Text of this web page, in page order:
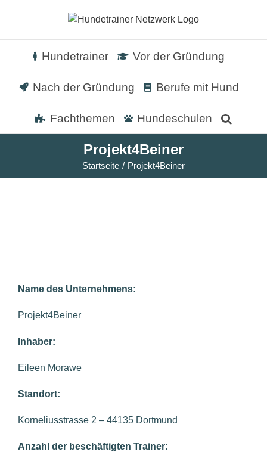
Hundetrainer Vor der Gründung
Nach der Gründung Berufe mit Hund
Fachthemen Hundeschulen
Projekt4Beiner
Startseite Projekt4Beiner
Name des Unternehmens:
Projekt4Beiner
Inhaber:
Eileen Morawe
Standort:
Korneliusstrasse 2 – 44135 Dortmund
Anzahl der beschäftigten Trainer: